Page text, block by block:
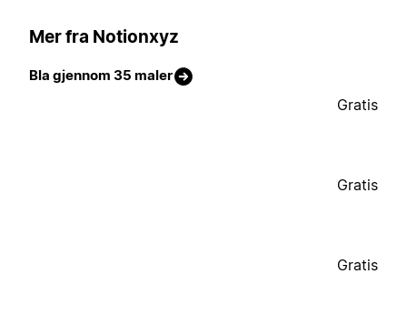
Mer fra Notionxyz
Bla gjennom 35 maler
Gratis
Gratis
Gratis